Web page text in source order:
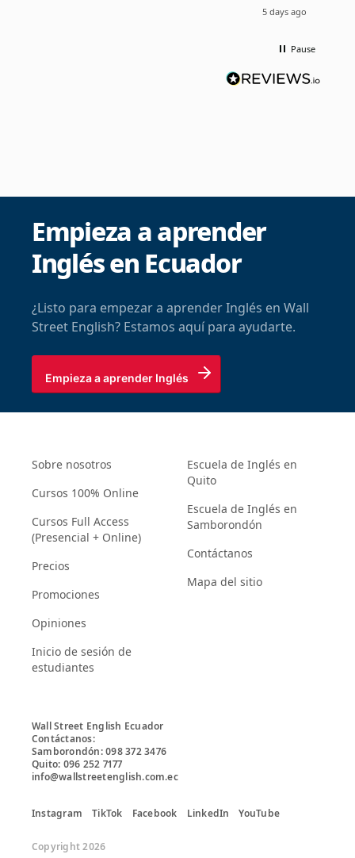
5 days ago
Pause
Empieza a aprender
Inglés en Ecuador
¿Listo para empezar a aprender Inglés en Wall
Street English? Estamos aquí para ayudarte.
Empieza a aprender Inglés
Sobre nosotros
Cursos 100% Online
Cursos Full Access
(Presencial + Online)
Precios
Promociones
Opiniones
Inicio de sesión de
estudiantes
Escuela de Inglés en
Quito
Escuela de Inglés en
Samborondón
Contáctanos
Mapa del sitio
Wall Street English Ecuador
Contáctanos:
Samborondón: 098 372 3476
Quito: 096 252 7177
info@wallstreetenglish.com.ec
Instagram TikTok Facebook LinkedIn YouTube
Copyright 2026